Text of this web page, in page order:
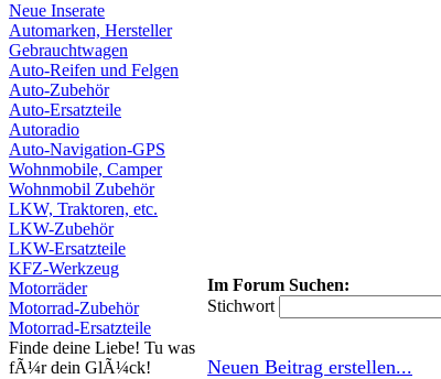
Neue Inserate
Automarken, Hersteller
Gebrauchtwagen
Auto-Reifen und Felgen
Auto-Zubehör
Auto-Ersatzteile
Autoradio
Auto-Navigation-GPS
Wohnmobile, Camper
Wohnmobil Zubehör
LKW, Traktoren, etc.
LKW-Zubehör
LKW-Ersatzteile
KFZ-Werkzeug
Motorräder
Motorrad-Zubehör
Motorrad-Ersatzteile
Finde deine Liebe! Tu was
fÃ¼r dein GlÃ¼ck!
Im Forum Suchen:
Stichwort
Neuen Beitrag erstellen...